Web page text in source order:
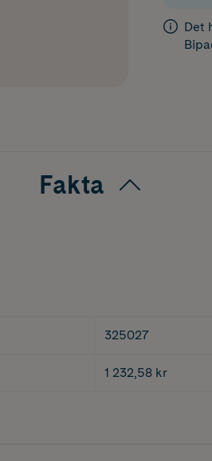
Det
Fakta
325027
1 232,58 kr